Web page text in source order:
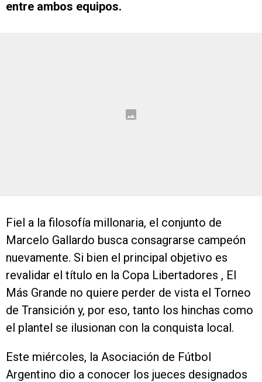
entre ambos equipos.
Fiel a la filosofía millonaria, el conjunto de
Marcelo Gallardo busca consagrarse campeón
nuevamente. Si bien el principal objetivo es
revalidar el título en la Copa Libertadores , El
Más Grande no quiere perder de vista el Torneo
de Transición y, por eso, tanto los hinchas como
el plantel se ilusionan con la conquista local.
Este miércoles, la Asociación de Fútbol
Argentino dio a conocer los jueces designados